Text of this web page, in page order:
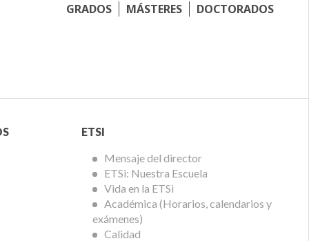
GRADOS
MÁSTERES DOCTORADOS
Menú
ETSi
ETSI
Mensaje del director
ETSi: Nuestra Escuela
Vida en la ETSi
Académica (Horarios, calendarios y
exámenes)
Calidad